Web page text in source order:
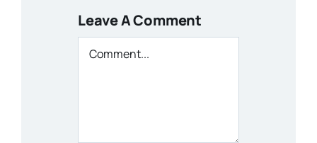
Leave A Comment
Comment